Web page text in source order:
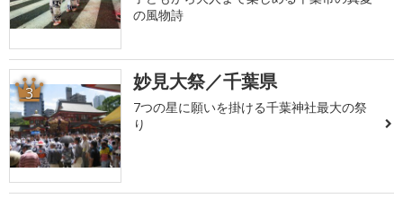
の風物詩
3 妙見大祭／千葉県
7つの星に願いを掛ける千葉神社最大の祭
り